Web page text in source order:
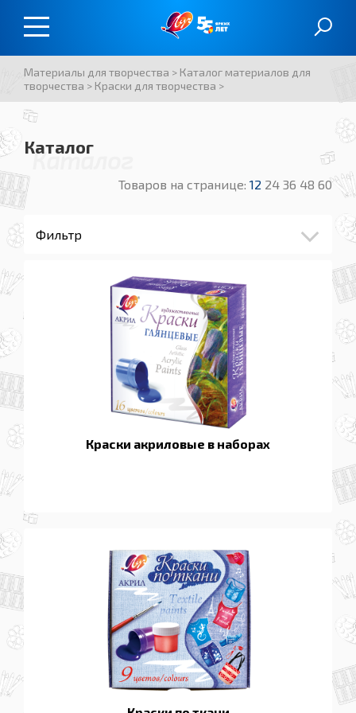
Материалы для творчества > Каталог материалов для
творчества > Краски для творчества >
Каталог
Каталог
Товаров на странице: 12 24 36 48 60
Фильтр
Краски акриловые в наборах